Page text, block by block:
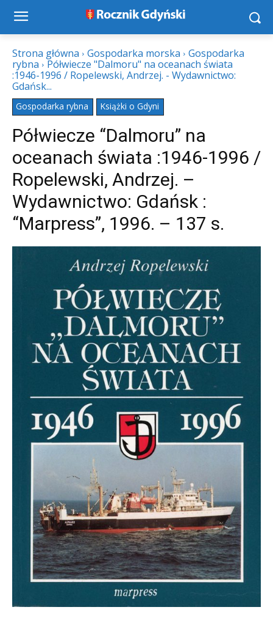
Strona główna Gospodarka morska
Gospodarka
rybna
Półwiecze "Dalmoru" na oceanach świata
:1946-1996 / Ropelewski, Andrzej. - Wydawnictwo:
Gdańsk...
Gospodarka rybna Książki o Gdyni
Półwiecze “Dalmoru” na
oceanach świata :1946-1996 /
Ropelewski, Andrzej. –
Wydawnictwo: Gdańsk :
“Marpress”, 1996. – 137 s.